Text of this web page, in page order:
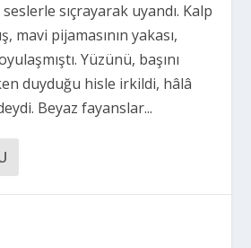
seslerle sıçrayarak uyandı. Kalp
mavi pijamasının yakası,
Yüzünü, başını
duyduğu hisle irkildi, hâlâ
Beyaz fayanslar...